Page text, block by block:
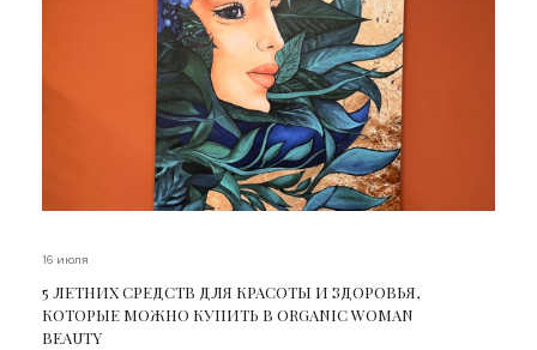
16 июля
5 ЛЕТНИХ СРЕДСТВ ДЛЯ КРАСОТЫ И ЗДОРОВЬЯ,
КОТОРЫЕ МОЖНО КУПИТЬ В ORGANIC WOMAN
BEAUTY